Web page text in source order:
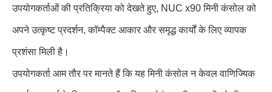
उपयोगकर्ताओं की प्रतिक्रिया को देखते हुए, NUC x90 मिनी कंसोल को
अपने उत्कृष्ट प्रदर्शन, कॉम्पैक्ट आकार और समृद्ध कार्यों के लिए व्यापक
प्रशंसा मिली है।
उपयोगकर्ता आम तौर पर मानते हैं कि यह मिनी कंसोल न केवल वाणिज्यिक